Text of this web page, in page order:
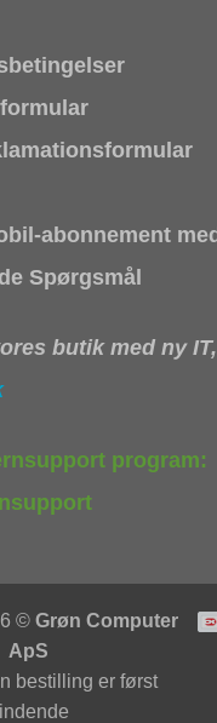
abonnement
Spørgsmål
butik med ny
program:
© Grøn Computer
ApS
bestilling er først